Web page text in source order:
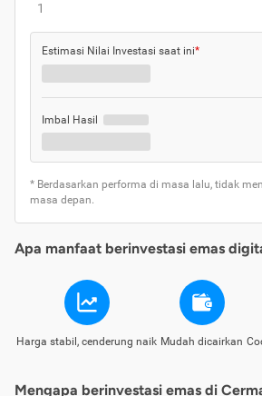
1
Estimasi Nilai Investasi saat ini*
Imbal Hasil
* Berdasarkan performa di masa lalu, tidak
masa depan.
Apa manfaat berinvestasi emas
Harga stabil, cenderung naik Mudah dicairkan
Mengapa berinvestasi emas di